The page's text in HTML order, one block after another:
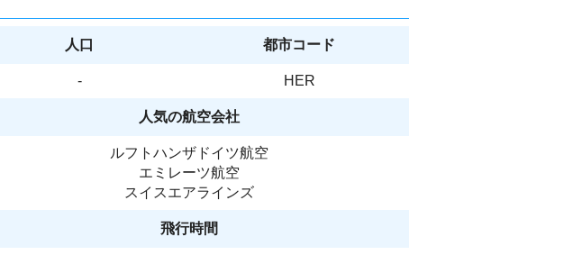
人口 都市コード
- HER
人気の航空会社
ルフトハンザドイツ航空
エミレーツ航空
スイスエアラインズ
飛行時間